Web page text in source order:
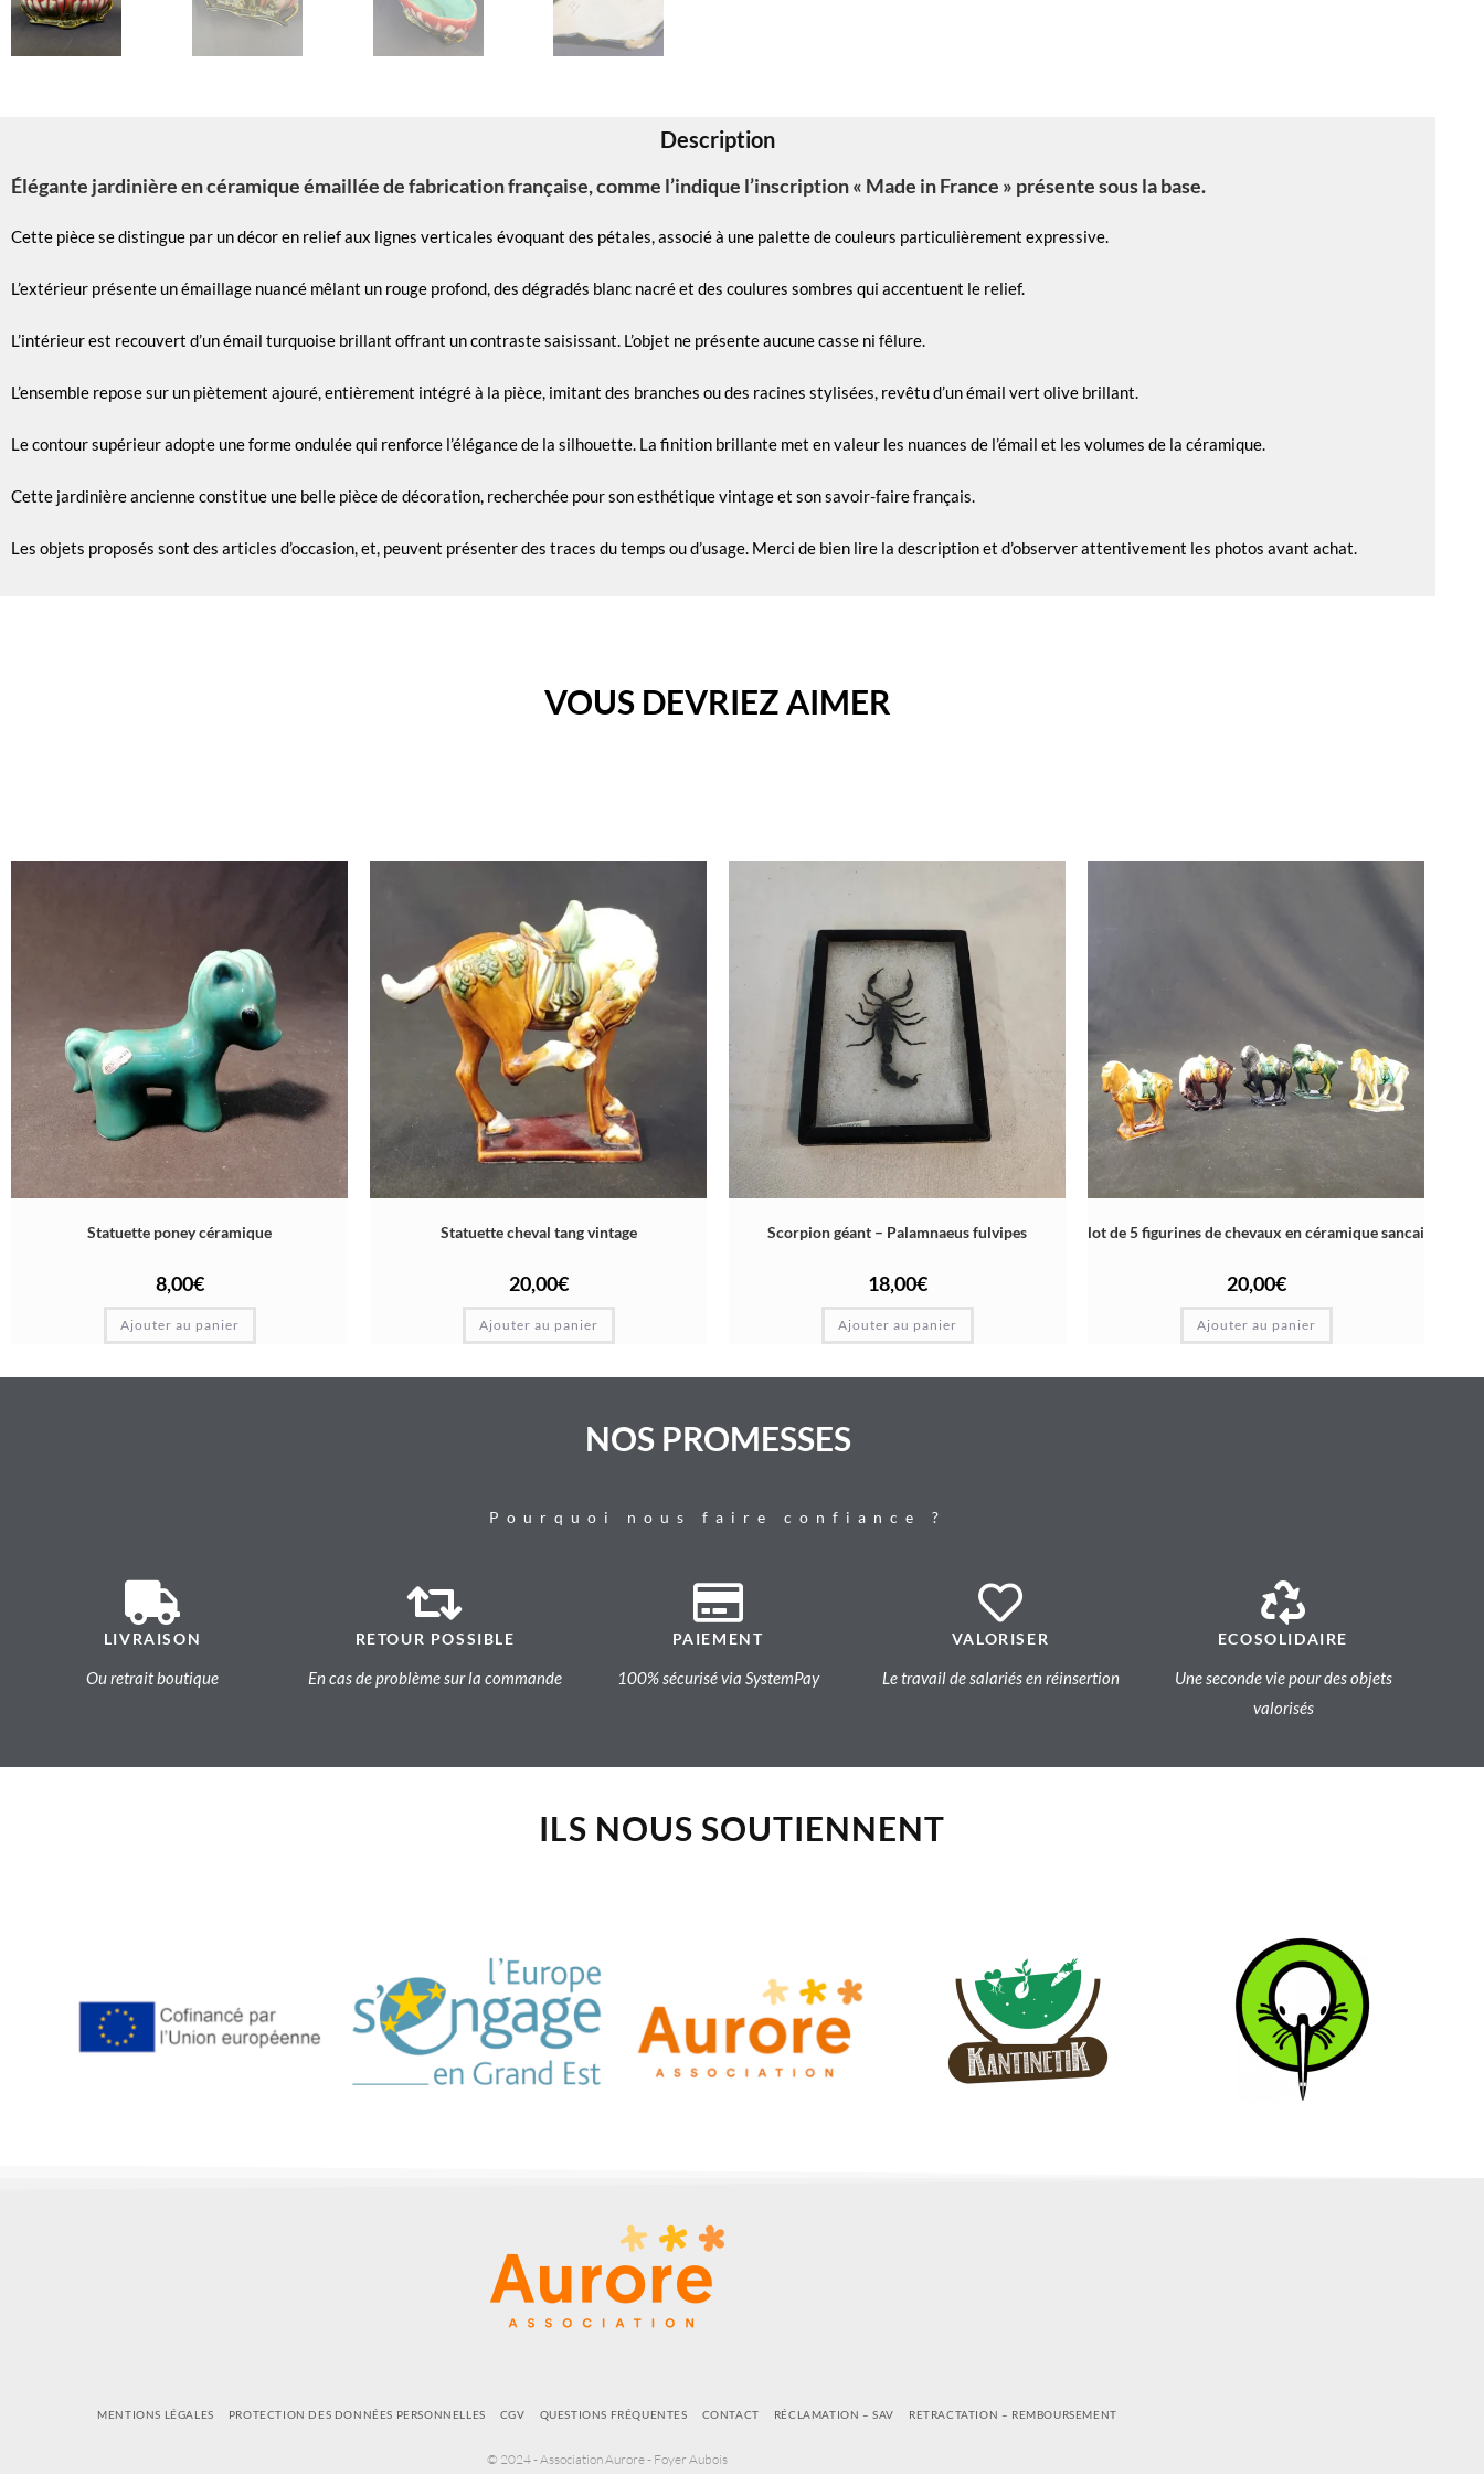
Description
Élégante jardinière en céramique émaillée de fabrication française, comme l’indique l’inscription « Made in France » présente sous la base.
Cette pièce se distingue par un décor en relief aux lignes verticales évoquant des pétales, associé à une palette de couleurs particulièrement expressive.
L’extérieur présente un émaillage nuancé mêlant un rouge profond, des dégradés blanc nacré et des coulures sombres qui accentuent le relief.
L’intérieur est recouvert d’un émail turquoise brillant offrant un contraste saisissant. L’objet ne présente aucune casse ni fêlure.
L’ensemble repose sur un piètement ajouré, entièrement intégré à la pièce, imitant des branches ou des racines stylisées, revêtu d’un émail vert olive brillant.
Le contour supérieur adopte une forme ondulée qui renforce l’élégance de la silhouette. La finition brillante met en valeur les nuances de l’émail et les volumes de la céramique.
Cette jardinière ancienne constitue une belle pièce de décoration, recherchée pour son esthétique vintage et son savoir-faire français.
Les objets proposés sont des articles d’occasion, et, peuvent présenter des traces du temps ou d’usage. Merci de bien lire la description et d’observer attentivement les photos avant achat.
VOUS DEVRIEZ AIMER
Statuette poney céramique
8,00€
Ajouter au panier
Statuette cheval tang vintage
20,00€
Ajouter au panier
Scorpion géant – Palamnaeus fulvipes
18,00€
Ajouter au panier
lot de 5 figurines de chevaux en céramique sancai
20,00€
Ajouter au panier
NOS PROMESSES
Pourquoi nous faire confiance ?
LIVRAISON
Ou retrait boutique
RETOUR POSSIBLE
En cas de problème sur la commande
PAIEMENT
100% sécurisé via SystemPay
VALORISER
Le travail de salariés en réinsertion
ECOSOLIDAIRE
Une seconde vie pour des objets
valorisés
ILS NOUS SOUTIENNENT
MENTIONS LÉGALES PROTECTION DES DONNÉES PERSONNELLES CGV QUESTIONS FRÉQUENTES CONTACT RÉCLAMATION – SAV RETRACTATION – REMBOURSEMENT
© 2024 - Association Aurore - Foyer Aubois